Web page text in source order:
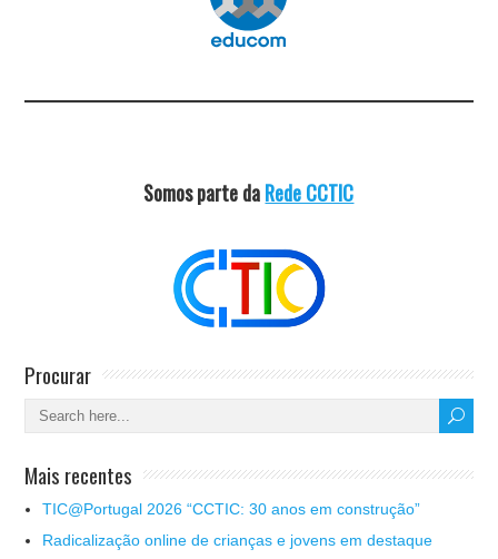
Somos parte daRede CCTIC
Procurar
Mais recentes
TIC@Portugal 2026 “CCTIC: 30 anos em construção”
Radicalização online de crianças e jovens em destaque